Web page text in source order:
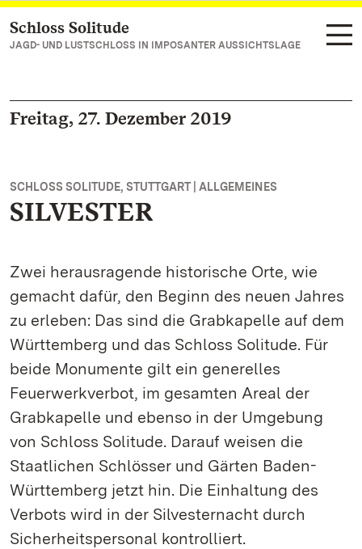
Zum Hauptinhalt springen
Schloss Solitude
JAGD- UND LUSTSCHLOSS IN IMPOSANTER AUSSICHTSLAGE
Freitag, 27. Dezember 2019
SCHLOSS SOLITUDE, STUTTGART | ALLGEMEINES
SILVESTER
Zwei herausragende historische Orte, wie
gemacht dafür, den Beginn des neuen Jahres
zu erleben: Das sind die Grabkapelle auf dem
Württemberg und das Schloss Solitude. Für
beide Monumente gilt ein generelles
Feuerwerkverbot, im gesamten Areal der
Grabkapelle und ebenso in der Umgebung
von Schloss Solitude. Darauf weisen die
Staatlichen Schlösser und Gärten Baden-
Württemberg jetzt hin. Die Einhaltung des
Verbots wird in der Silvesternacht durch
Sicherheitspersonal kontrolliert.